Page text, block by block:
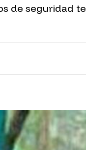
de seguridad